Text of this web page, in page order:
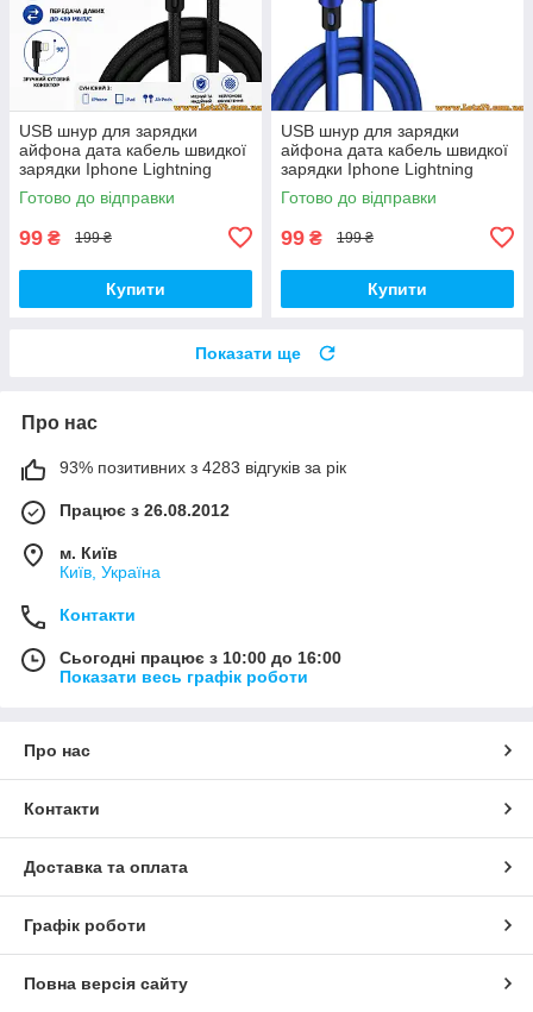
USB шнур для зарядки
айфона дата кабель швидкої
зарядки Iphone Lightning
кабель юсб usb перехідник
подовжувач 90 градусів usb
Готово до відправки
99 ₴ 199 ₴
Купити
USB шнур для зарядки
айфона дата кабель швидкої
зарядки Iphone Lightning
кабель юсб usb перехідник
подовжувач 90 градусів usb
Готово до відправки
99 ₴ 199 ₴
Купити
Показати ще
Про нас
93% позитивних з 4283 відгуків за рік
Працює з 26.08.2012
м. Київ
Київ, Україна
Контакти
Сьогодні працює з 10:00 до 16:00
Показати весь графік роботи
Про нас
Контакти
Доставка та оплата
Графік роботи
Повна версія сайту